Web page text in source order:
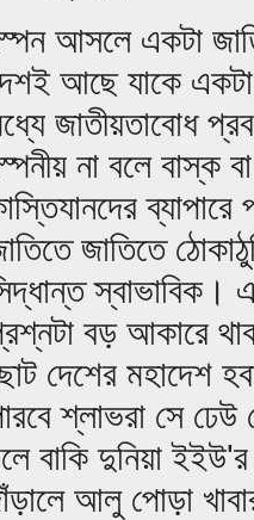
আসলে একটা
আছে যাকে একটা
জাতীয়তাবোধ
না বলে বাস্ক
জাতিতে
স্বাভাবিক।
বড় আকারে
দেশের মহাদেশ
শ্লাভরা সে
বাকি দুনিয়া
আলু পোড়া